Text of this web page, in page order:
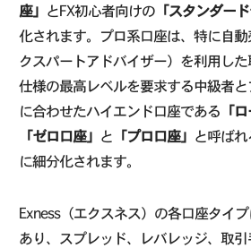
座」 とFX初心者向けの 「スタンダー
化されます。プロ系口座は、特に自
クスパートアドバイザー）を利用した
仕様の最高レベルを要求する中級者
に合わせたハイエンド口座である 「
「ゼロ口座」 と 「プロ口座」 と呼ば
に細分化されます。
Exness（エクスネス）の各口座タイ
あり、スプレッド、レバレッジ、取